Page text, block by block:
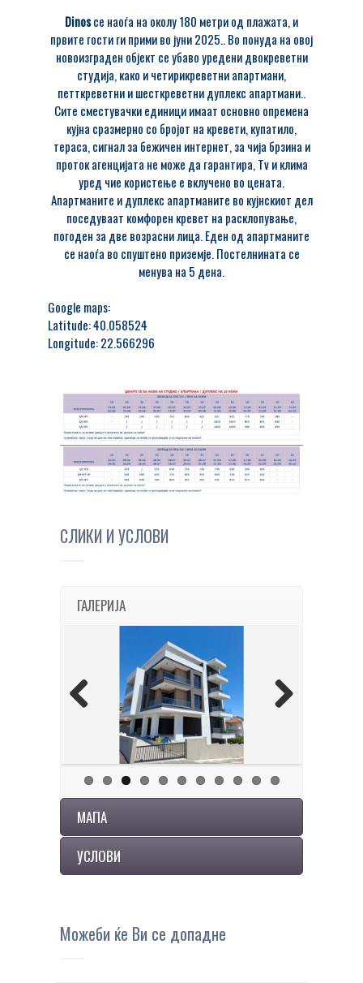
Dinosсе наоѓа на околу 180 метри од плажата, и
првите гости ги прими во јуни 2025.. Во понуда на овој
новоизграден објект се убаво уредени двокреветни
студија, како и четирикреветни апартмани,
петткреветни и шесткреветни дуплекс апартмани..
Сите сместувачки единици имаат основно опремена
кујна сразмерно со бројот на кревети, купатило,
тераса, сигнал за бежичен интернет, за чија брзина и
проток агенцијата не може да гарантира, Tv и клима
уред чие користење е вклучено во цената.
Апартманите и дуплекс апартманите во кујнскиот дел
поседуваат комфорен кревет на расклопување,
погоден за две возрасни лица. Еден од апартманите
се наоѓа во спуштено приземје. Постелнината се
менува на 5 дена.
Google maps:
Latitude: 40.058524
Longitude: 22.566296
СЛИКИ И УСЛОВИ
ГАЛЕРИЈА
МАПА
УСЛОВИ
Можеби ќе Ви се допадне